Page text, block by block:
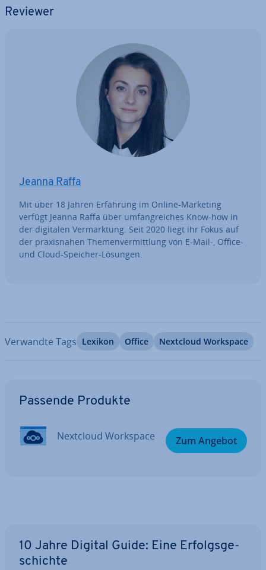
Reviewer
Jeanna Raffa
Mit über 18 Jahren Erfahrung im Online-Marketing
verfügt Jeanna Raffa über um­fang­rei­ches Know-how in
der digitalen Ver­mark­tung. Seit 2020 liegt ihr Fokus auf
der pra­xis­na­hen The­men­ver­mitt­lung von E-Mail-, Office-
und Cloud-Speicher-Lösungen.
Verwandte Tags Lexikon Office Nextcloud Workspace
Passende Produkte
Nextcloud Workspace Zum Angebot
10 Jahre Digital Guide: Eine Er­folgs­ge­
schich­te